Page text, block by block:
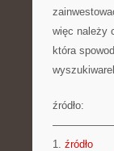
więc należy
która
źródło:
1. źródło